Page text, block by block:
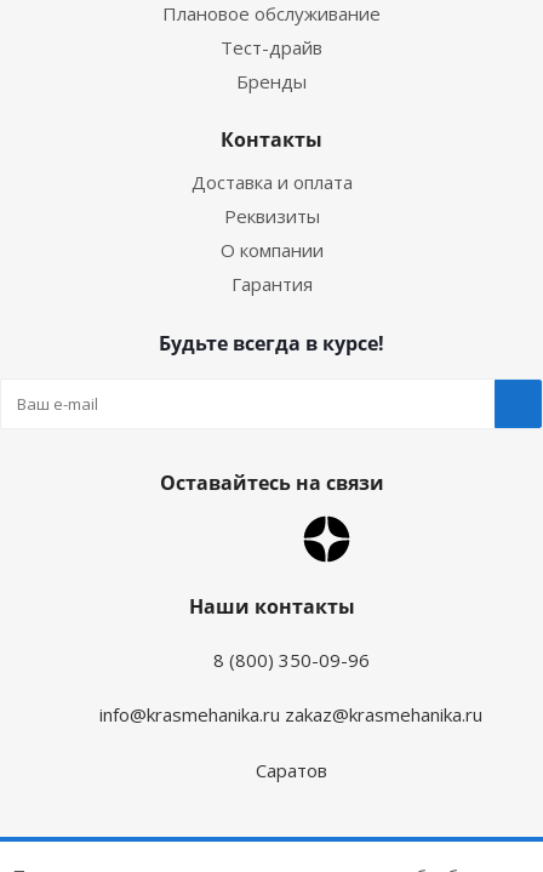
Плановое обслуживание
Тест-драйв
Бренды
Контакты
Доставка и оплата
Реквизиты
О компании
Гарантия
Будьте всегда в курсе!
Оставайтесь на связи
Наши контакты
8 (800) 350-09-96
info@krasmehanika.ru zakaz@krasmehanika.ru
Саратов